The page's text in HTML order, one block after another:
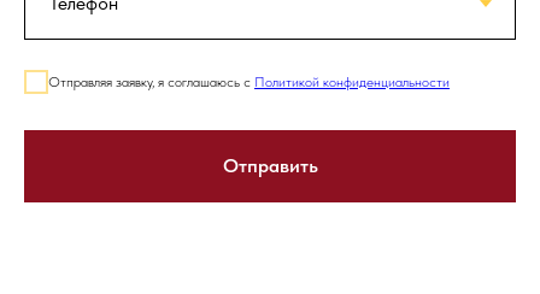
Отправляя заявку, я соглашаюсь с Политикой конфиденциальности
Отправить